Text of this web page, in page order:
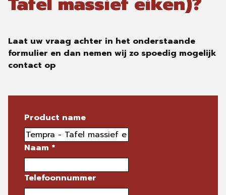
Laat uw vraag achter in het onderstaande
formulier en dan nemen wij zo spoedig mogelijk
contact op
Product name
Naam *
Telefoonnummer